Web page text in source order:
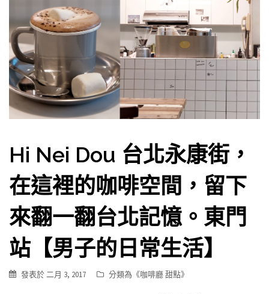
Hi Nei Dou 台北永康街，
在這裡的咖啡空間，留下
來翻一翻台北記憶。東門
站【男子的日常生活】
發表於二月 3, 2017 分類為《咖啡廳 甜點》